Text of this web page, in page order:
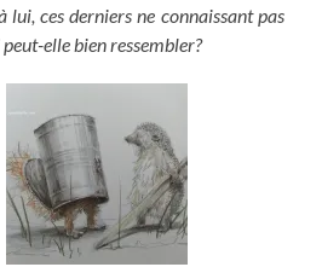
lui, ces derniers ne connaissant pas
elle bien ressembler?